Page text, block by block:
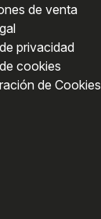
de venta
privacidad
cookies
de Cookies